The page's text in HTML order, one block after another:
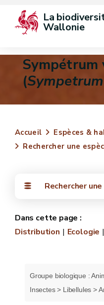
La
Wallonie
Sympétrum
(
Accueil
Espèces &
Rechercher une
Rechercher
Distribution Ecologie
Groupe biologique :
Insectes > Libellules >